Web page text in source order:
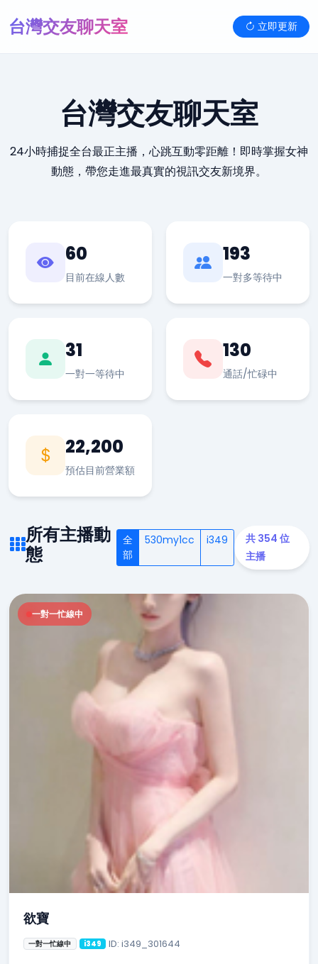
台灣交友聊天室 立即更新
台灣交友聊天室
24小時捕捉全台最正主播，心跳互動零距離！即時掌握女神
動態，帶您走進最真實的視訊交友新境界。
60
目前在線人數
193
一對多等待中
31
一對一等待中
130
通話/忙碌中
22,200
預估目前營業額
所有主播動
態
全
部
530my1cc i349
共 354 位
主播
一對一忙線中
欲寶
一對一忙線中 i349 ID: i349_301644